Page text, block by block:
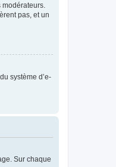
pas, et un
système d’e-
Sur chaque